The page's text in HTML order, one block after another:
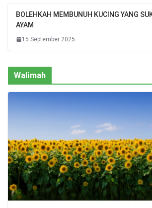
BOLEHKAH MEMBUNUH KUCING YANG
AYAM
15 September 2025
Walimah